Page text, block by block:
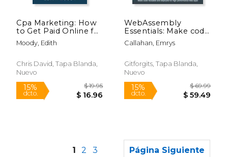
Cpa Marketing: How
to Get Paid Online for
Referring Signups
(How Cpa Marketing
People Millionaires)
(en Inglés)
Moody, Edith
Chris David, Tapa Blanda,
Nuevo
WebAssembly
Essentials: Make code
reusable and
deployed for high
apps (en Inglés)
Callahan, Emrys
Gitforgits, Tapa Blanda,
Nuevo
1 2 3 Página Siguiente